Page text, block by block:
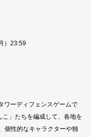
）23:59
ワーディフェンスゲームで
」たちを編成して、各地を
個性的なキャラクターや独